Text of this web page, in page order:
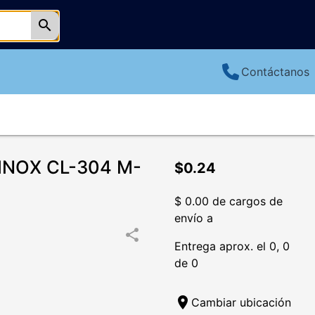
search
Contáctanos
CL-304 M-
share
$0.24
$ 0.00 de cargos de
envío a
Entrega aprox. el 0, 0
de 0
location_on Cambiar ubicación